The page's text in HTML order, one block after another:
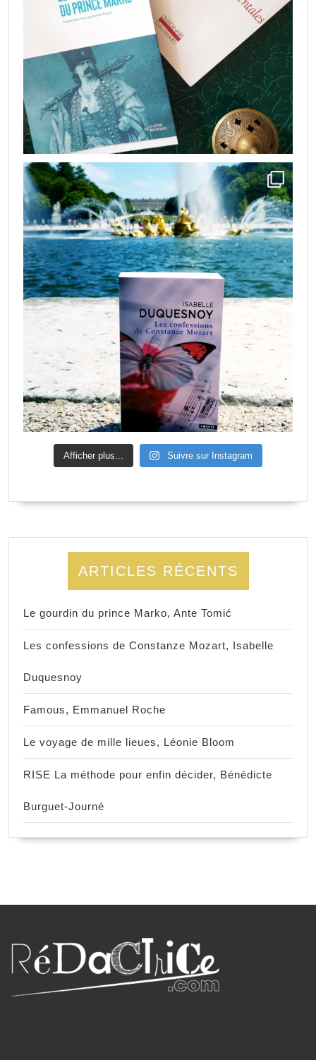
Afficher plus... Suivre sur Instagram
ARTICLES RÉCENTS
Le gourdin du prince Marko, Ante Tomić
Les confessions de Constanze Mozart, Isabelle
Duquesnoy
Famous, Emmanuel Roche
Le voyage de mille lieues, Léonie Bloom
RISE La méthode pour enfin décider, Bénédicte
Burguet-Journé